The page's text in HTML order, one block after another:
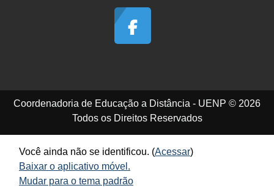
Coordenadoria de Educação a Distância - UENP © 2026
Todos os Direitos Reservados
Você ainda não se identificou. (Acessar)
Baixar o aplicativo móvel.
Mudar para o tema padrão